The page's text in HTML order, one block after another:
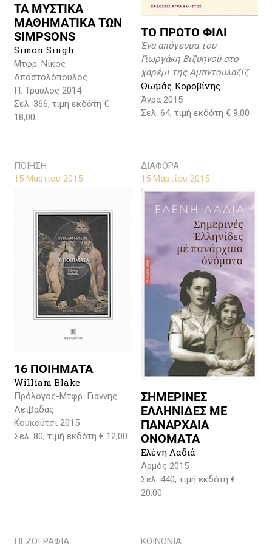
ΤΑ ΜΥΣΤΙΚΑ
ΜΑΘΗΜΑΤΙΚΑ ΤΩΝ
SIMPSONS
Simon Singh
Μτφρ. Νίκος
Αποστολόπουλος
Π. Τραυλός 2014
Σελ. 366, τιμή εκδότη €
18,00
ΤΟ ΠΡΩΤΟ ΦΙΛΙ
Ένα απόγευμα του
Γιωργάκη Βιζυηνού στο
χαρέμι της Αμπντουλαζίζ
Θωμάς Κοροβίνης
Άγρα 2015
Σελ. 64, τιμή εκδότη € 9,00
ΠΟΙΗΣΗ
15 Μαρτίου 2015
16 ΠΟΙΗΜΑΤΑ
William Blake
Πρόλογος-Μτφρ. Γιάννης
Λειβαδάς
Κουκούτσι 2015
Σελ. 80, τιμή εκδότη € 12,00
ΔΙΑΦΟΡΑ
15 Μαρτίου 2015
ΣΗΜΕΡΙΝΕΣ
ΕΛΛΗΝΙΔΕΣ ΜΕ
ΠΑΝΑΡΧΑΙΑ
ΟΝΟΜΑΤΑ
Ελένη Λαδιά
Αρμός 2015
Σελ. 440, τιμή εκδότη €
20,00
ΠΕΖΟΓΡΑΦΙΑ
ΚΟΙΝΩΝΙΑ